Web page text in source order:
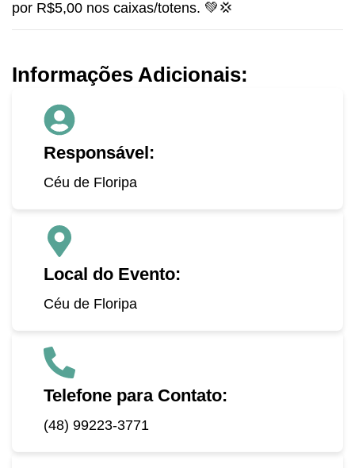
por R$5,00 nos caixas/totens. 💚💢
Informações Adicionais:
Responsável:
Céu de Floripa
Local do Evento:
Céu de Floripa
Telefone para Contato:
(48) 99223-3771